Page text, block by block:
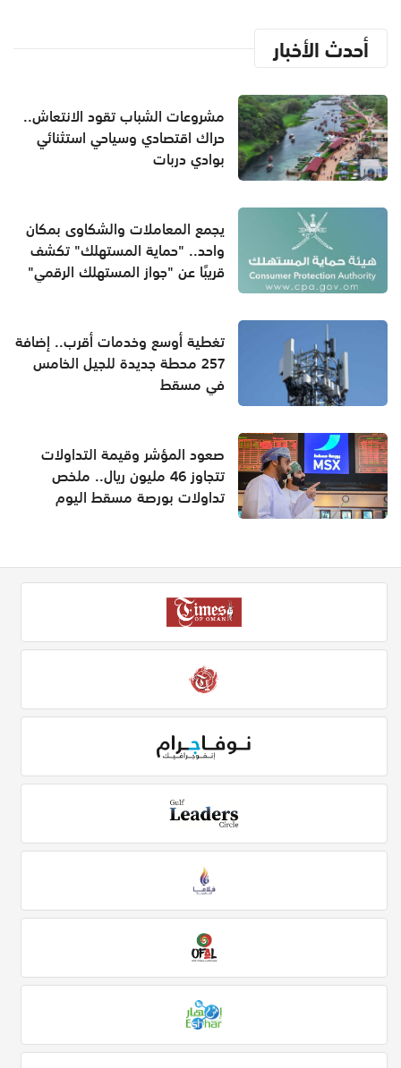
أحدث الأخبار
مشروعات الشباب تقود الانتعاش..
حراك اقتصادي وسياحي استثنائي
بوادي دربات
يجمع المعاملات والشكاوى بمكان
واحد.. "حماية المستهلك" تكشف
قريبًا عن "جواز المستهلك الرقمي"
تغطية أوسع وخدمات أقرب.. إضافة
257 محطة جديدة للجيل الخامس
في مسقط
صعود المؤشر وقيمة التداولات
تتجاوز 46 مليون ريال.. ملخص
تداولات بورصة مسقط اليوم